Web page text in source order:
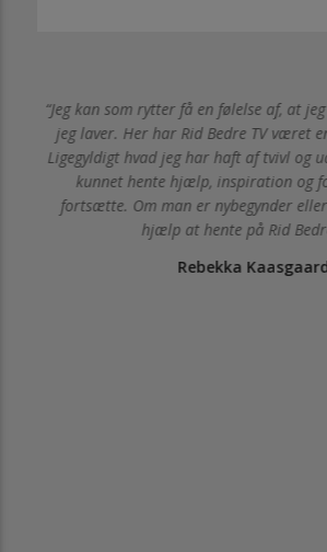
Jeg kan som rytter få en følelse af, at
jeg laver. Her har Rid Bedre TV været
Ligegyldigt hvad jeg har haft af tvivl og
kunnet hente hjælp, inspiration og
fortsætte. Om man er nybegynder
hjælp at hente på Rid
Rebekka